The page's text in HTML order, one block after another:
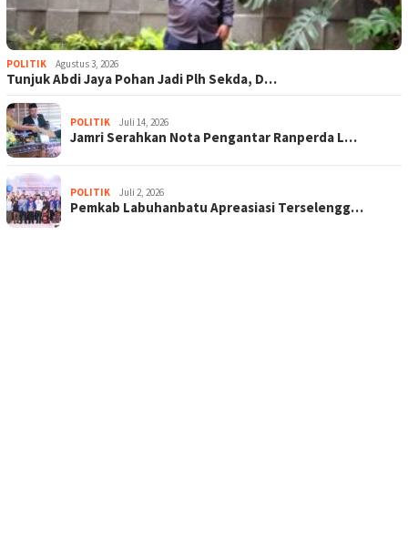
POLITIK Agustus 3, 2026
Tunjuk Abdi Jaya Pohan Jadi Plh Sekda, D…
POLITIK Juli 14, 2026
Jamri Serahkan Nota Pengantar Ranperda L…
POLITIK Juli 2, 2026
Pemkab Labuhanbatu Apreasiasi Terselengg…